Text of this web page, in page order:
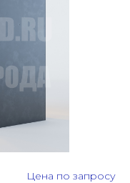
Цена по запросу